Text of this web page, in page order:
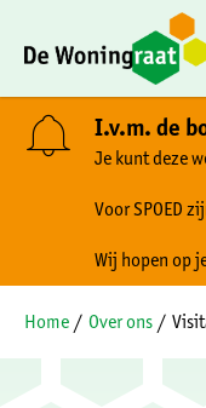
I.v.m. de
Je kunt deze
Voor SPOED
Wij hopen op
Home Over ons